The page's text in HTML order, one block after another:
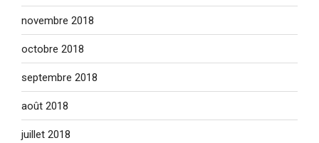
novembre 2018
octobre 2018
septembre 2018
août 2018
juillet 2018